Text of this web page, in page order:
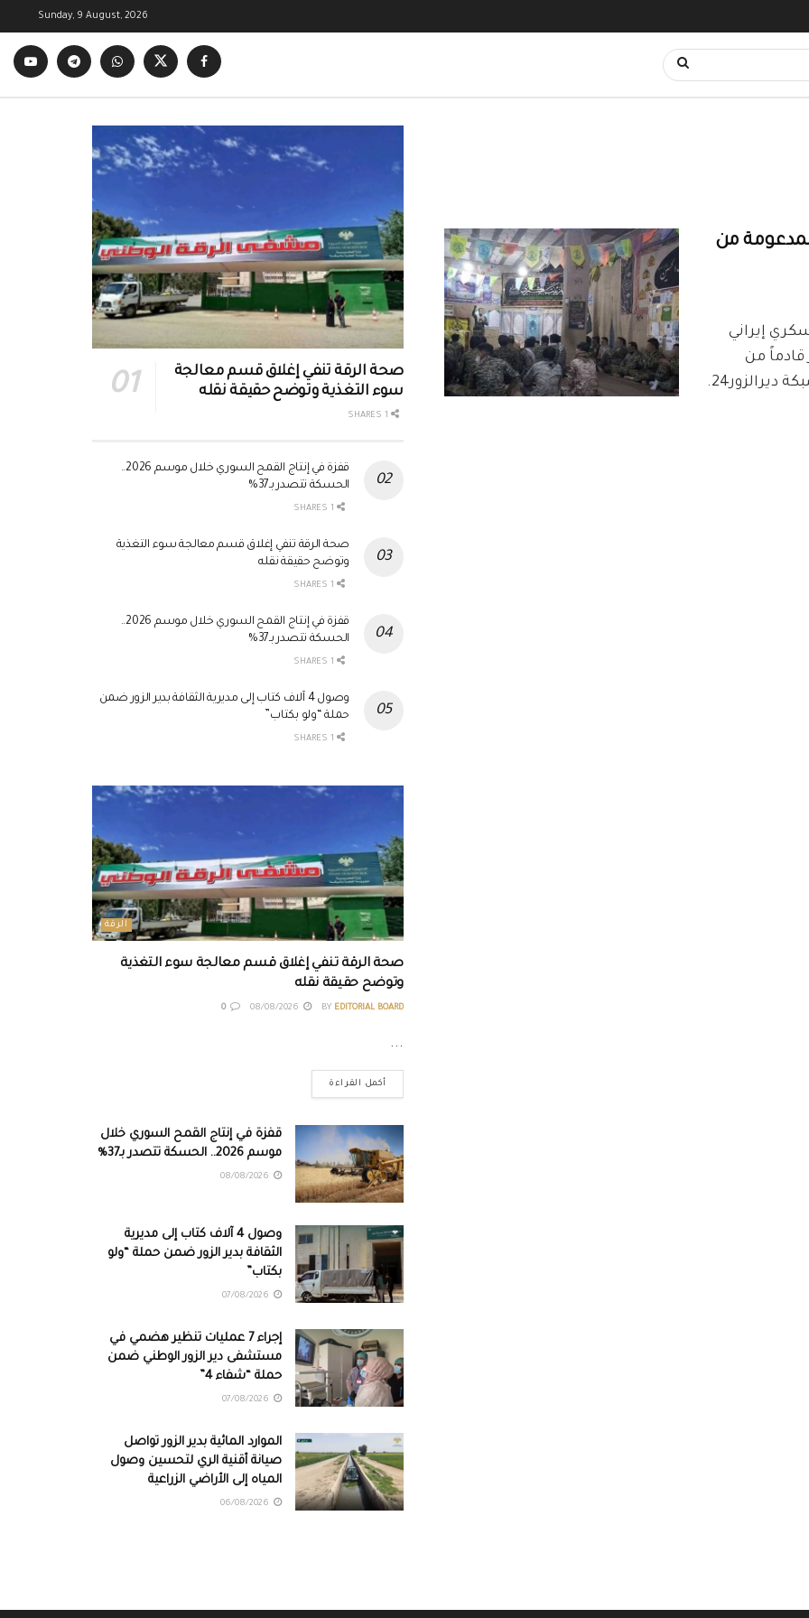
Sunday, 9 August, 2026
من
وعسكري إيراني
قادماً من
الأراضي العراقية، حسب ما أفاد مصدر خاص لشبكة ديرالزور24.
صحة الرقة تنفي إغلاق قسم معالجة
سوء التغذية وتوضح حقيقة نقله
قفزة في إنتاج القمح السوري خلال موسم 2026..
الحسكة تتصدر بـ37%
صحة الرقة تنفي إغلاق قسم معالجة سوء التغذية
وتوضح حقيقة نقله
قفزة في إنتاج القمح السوري خلال موسم 2026..
الحسكة تتصدر بـ37%
وصول 4 آلاف كتاب إلى مديرية الثقافة بدير الزور ضمن
حملة “ولو بكتاب”
الرقة
صحة الرقة تنفي إغلاق قسم معالجة سوء التغذية
وتوضح حقيقة نقله
BY EDITORIAL BOARD
0
...
أكمل القراءة
قفزة في إنتاج القمح السوري خلال
موسم 2026.. الحسكة تتصدر بـ37%
وصول 4 آلاف كتاب إلى مديرية
الثقافة بدير الزور ضمن حملة “ولو
بكتاب”
إجراء 7 عمليات تنظير هضمي في
مستشفى دير الزور الوطني ضمن
حملة “شفاء 4”
الموارد المائية بدير الزور تواصل
صيانة أقنية الري لتحسين وصول
المياه إلى الأراضي الزراعية